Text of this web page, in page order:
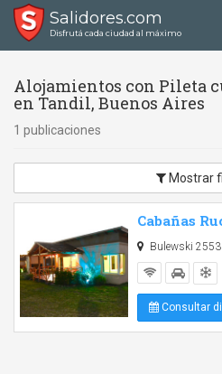
Salidores.com
Disfrutá cada ciudad al máximo
Alojamientos con Pileta
en Tandil, Buenos Aires
1 publicaciones
Mostrar
Cabañas
Bulewski 2553
Consultar